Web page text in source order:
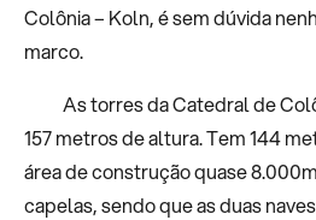
Colônia – Koln, é sem dúvida
marco.
As torres da Catedral de
157 metros de altura. Tem 144
área de construção quase
capelas, sendo que as duas